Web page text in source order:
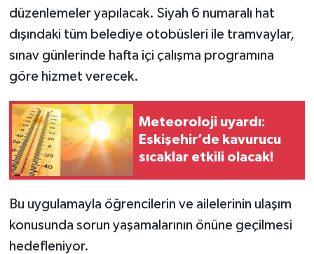
düzenlemeler yapılacak. Siyah 6 numaralı hat
dışındaki tüm belediye otobüsleri ile tramvaylar,
sınav günlerinde hafta içi çalışma programına
göre hizmet verecek.
Meteoroloji uyardı:
Eskişehir’de kavurucu
sıcaklar etkili olacak!
Bu uygulamayla öğrencilerin ve ailelerinin ulaşım
konusunda sorun yaşamalarının önüne geçilmesi
hedefleniyor.